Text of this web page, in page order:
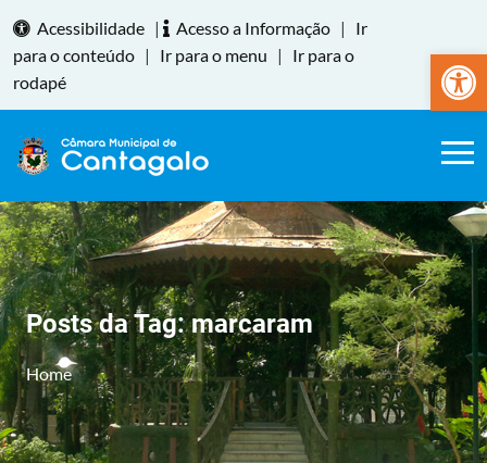
Abrir
Acessibilidade | Acesso a Informação |
Ir
para o conteúdo | Ir para o menu |
Ir para o
rodapé
Posts da Tag:marcaram
Home